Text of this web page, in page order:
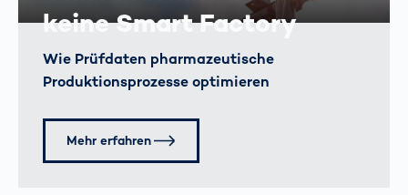
keine Smart Factory
Wie Prüfdaten pharmazeutische
Produktions­prozesse optimieren
Mehr erfahren